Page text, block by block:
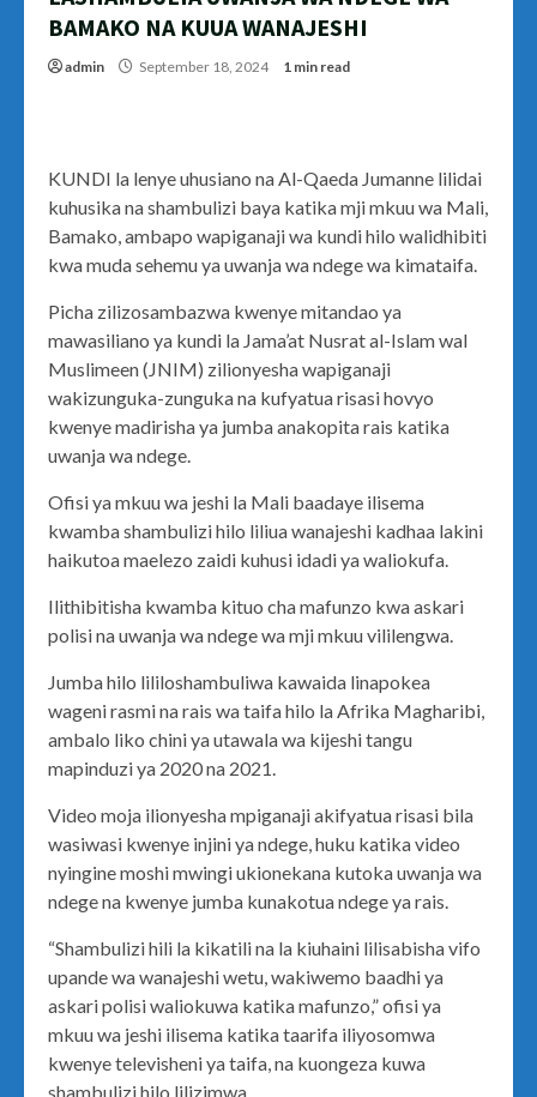
BAMAKO NA KUUA WANAJESHI
admin September 18, 2024 1 min read
KUNDI la lenye uhusiano na Al-Qaeda Jumanne lilidai
kuhusika na shambulizi baya katika mji mkuu wa Mali,
Bamako, ambapo wapiganaji wa kundi hilo walidhibiti
kwa muda sehemu ya uwanja wa ndege wa kimataifa.
Picha zilizosambazwa kwenye mitandao ya
mawasiliano ya kundi la Jama’at Nusrat al-Islam wal
Muslimeen (JNIM) zilionyesha wapiganaji
wakizunguka-zunguka na kufyatua risasi hovyo
kwenye madirisha ya jumba anakopita rais katika
uwanja wa ndege.
Ofisi ya mkuu wa jeshi la Mali baadaye ilisema
kwamba shambulizi hilo liliua wanajeshi kadhaa lakini
haikutoa maelezo zaidi kuhusi idadi ya waliokufa.
Ilithibitisha kwamba kituo cha mafunzo kwa askari
polisi na uwanja wa ndege wa mji mkuu vililengwa.
Jumba hilo lililoshambuliwa kawaida linapokea
wageni rasmi na rais wa taifa hilo la Afrika Magharibi,
ambalo liko chini ya utawala wa kijeshi tangu
mapinduzi ya 2020 na 2021.
Video moja ilionyesha mpiganaji akifyatua risasi bila
wasiwasi kwenye injini ya ndege, huku katika video
nyingine moshi mwingi ukionekana kutoka uwanja wa
ndege na kwenye jumba kunakotua ndege ya rais.
“Shambulizi hili la kikatili na la kiuhaini lilisabisha vifo
upande wa wanajeshi wetu, wakiwemo baadhi ya
askari polisi waliokuwa katika mafunzo,” ofisi ya
mkuu wa jeshi ilisema katika taarifa iliyosomwa
kwenye televisheni ya taifa, na kuongeza kuwa
shambulizi hilo lilizimwa.